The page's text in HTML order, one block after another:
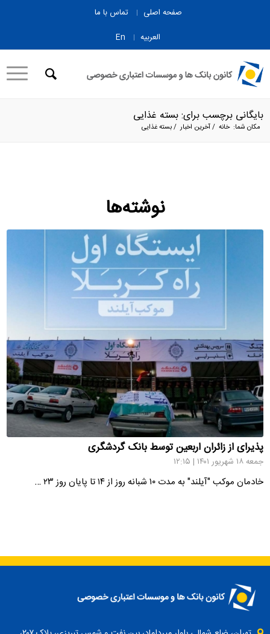
صفحه اصلی
تماس با ما
العربیه
En
بایگانی برچسب برای: بسته غذایی
مکان شما: خانه /آخرین اخبار /بسته غذایی
نوشته‌ها
پذیرای از زائران اربعین توسط بانک گردشگری
جمعه ۱۸ شهریور ۱۴۰۱ | ۱۲:۱۵
خادمان موکب "آیلند" به مدت ۱۰ شبانه روز از ۱۴ تا پایان روز ۲۳ …